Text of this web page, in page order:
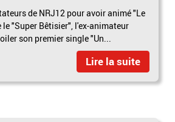
de NRJ12 pour avoir animé "Le
le "Super Bêtisier", l'ex-animateur
son premier single "Un...
Lire la suite